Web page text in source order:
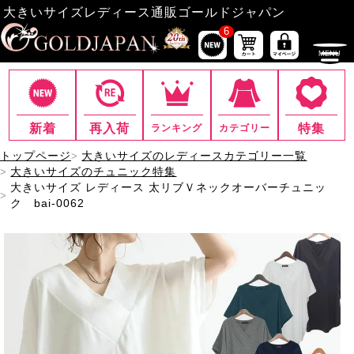
大きいサイズレディース通販ゴールドジャパン
6
新着 再入荷 ランキング カテゴリー 特集
トップページ
大きいサイズのレディースカテゴリー一覧
大きいサイズのチュニック特集
大きいサイズ レディース 太リブＶネックオーバーチュニッ
ク bai-0062